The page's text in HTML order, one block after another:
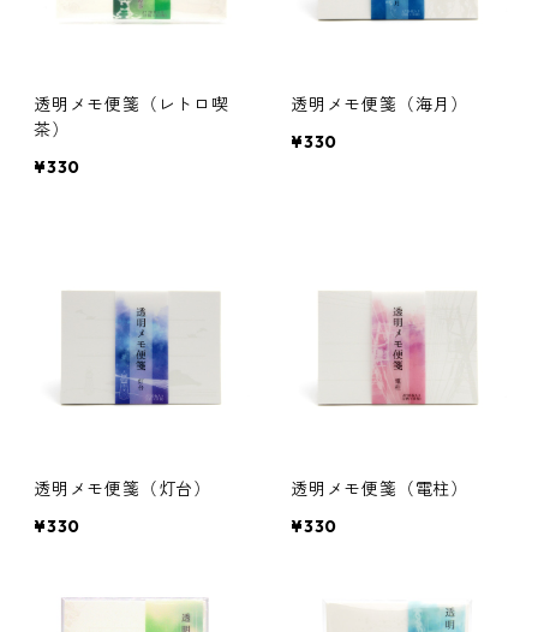
透明メモ便箋（レトロ喫
茶）
¥330
透明メモ便箋（海月）
¥330
透明メモ便箋（灯台）
¥330
透明メモ便箋（電柱）
¥330